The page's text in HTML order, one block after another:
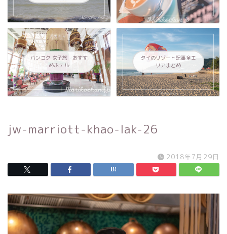
バンコク 女子旅 おすす
めホテル
タイのリゾート記事全エ
リアまとめ
jw-marriott-khao-lak-26
2018年7月29日